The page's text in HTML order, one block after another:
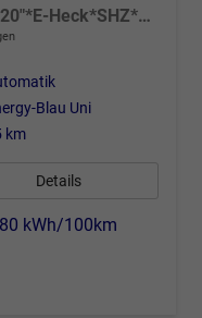
Sportline 60 AHK*Navi*Matrix*20"*E-Heck*SHZ*Kamera*Kessy
Blau Uni
km
Details
kWh/100km